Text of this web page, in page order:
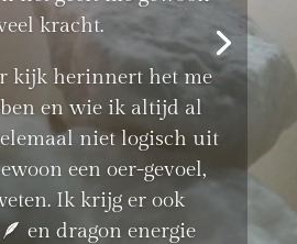
kracht.
kijk herinnert het me
en wie ik altijd al
niet logisch uit
een oer-gevoel,
Ik krijg er ook
en dragon energie